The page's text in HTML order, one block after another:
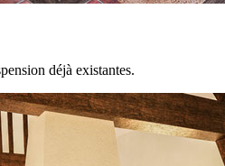
déjà existantes.